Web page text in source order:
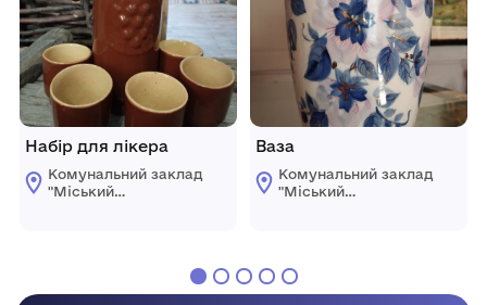
Набір для лікера
Комунальний заклад
"Міський
Ваза
Комунальний заклад
"Міський